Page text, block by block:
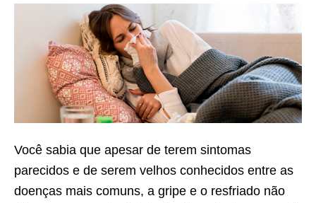
Você sabia que apesar de terem sintomas
parecidos e de serem velhos conhecidos entre as
doenças mais comuns, a gripe e o resfriado não